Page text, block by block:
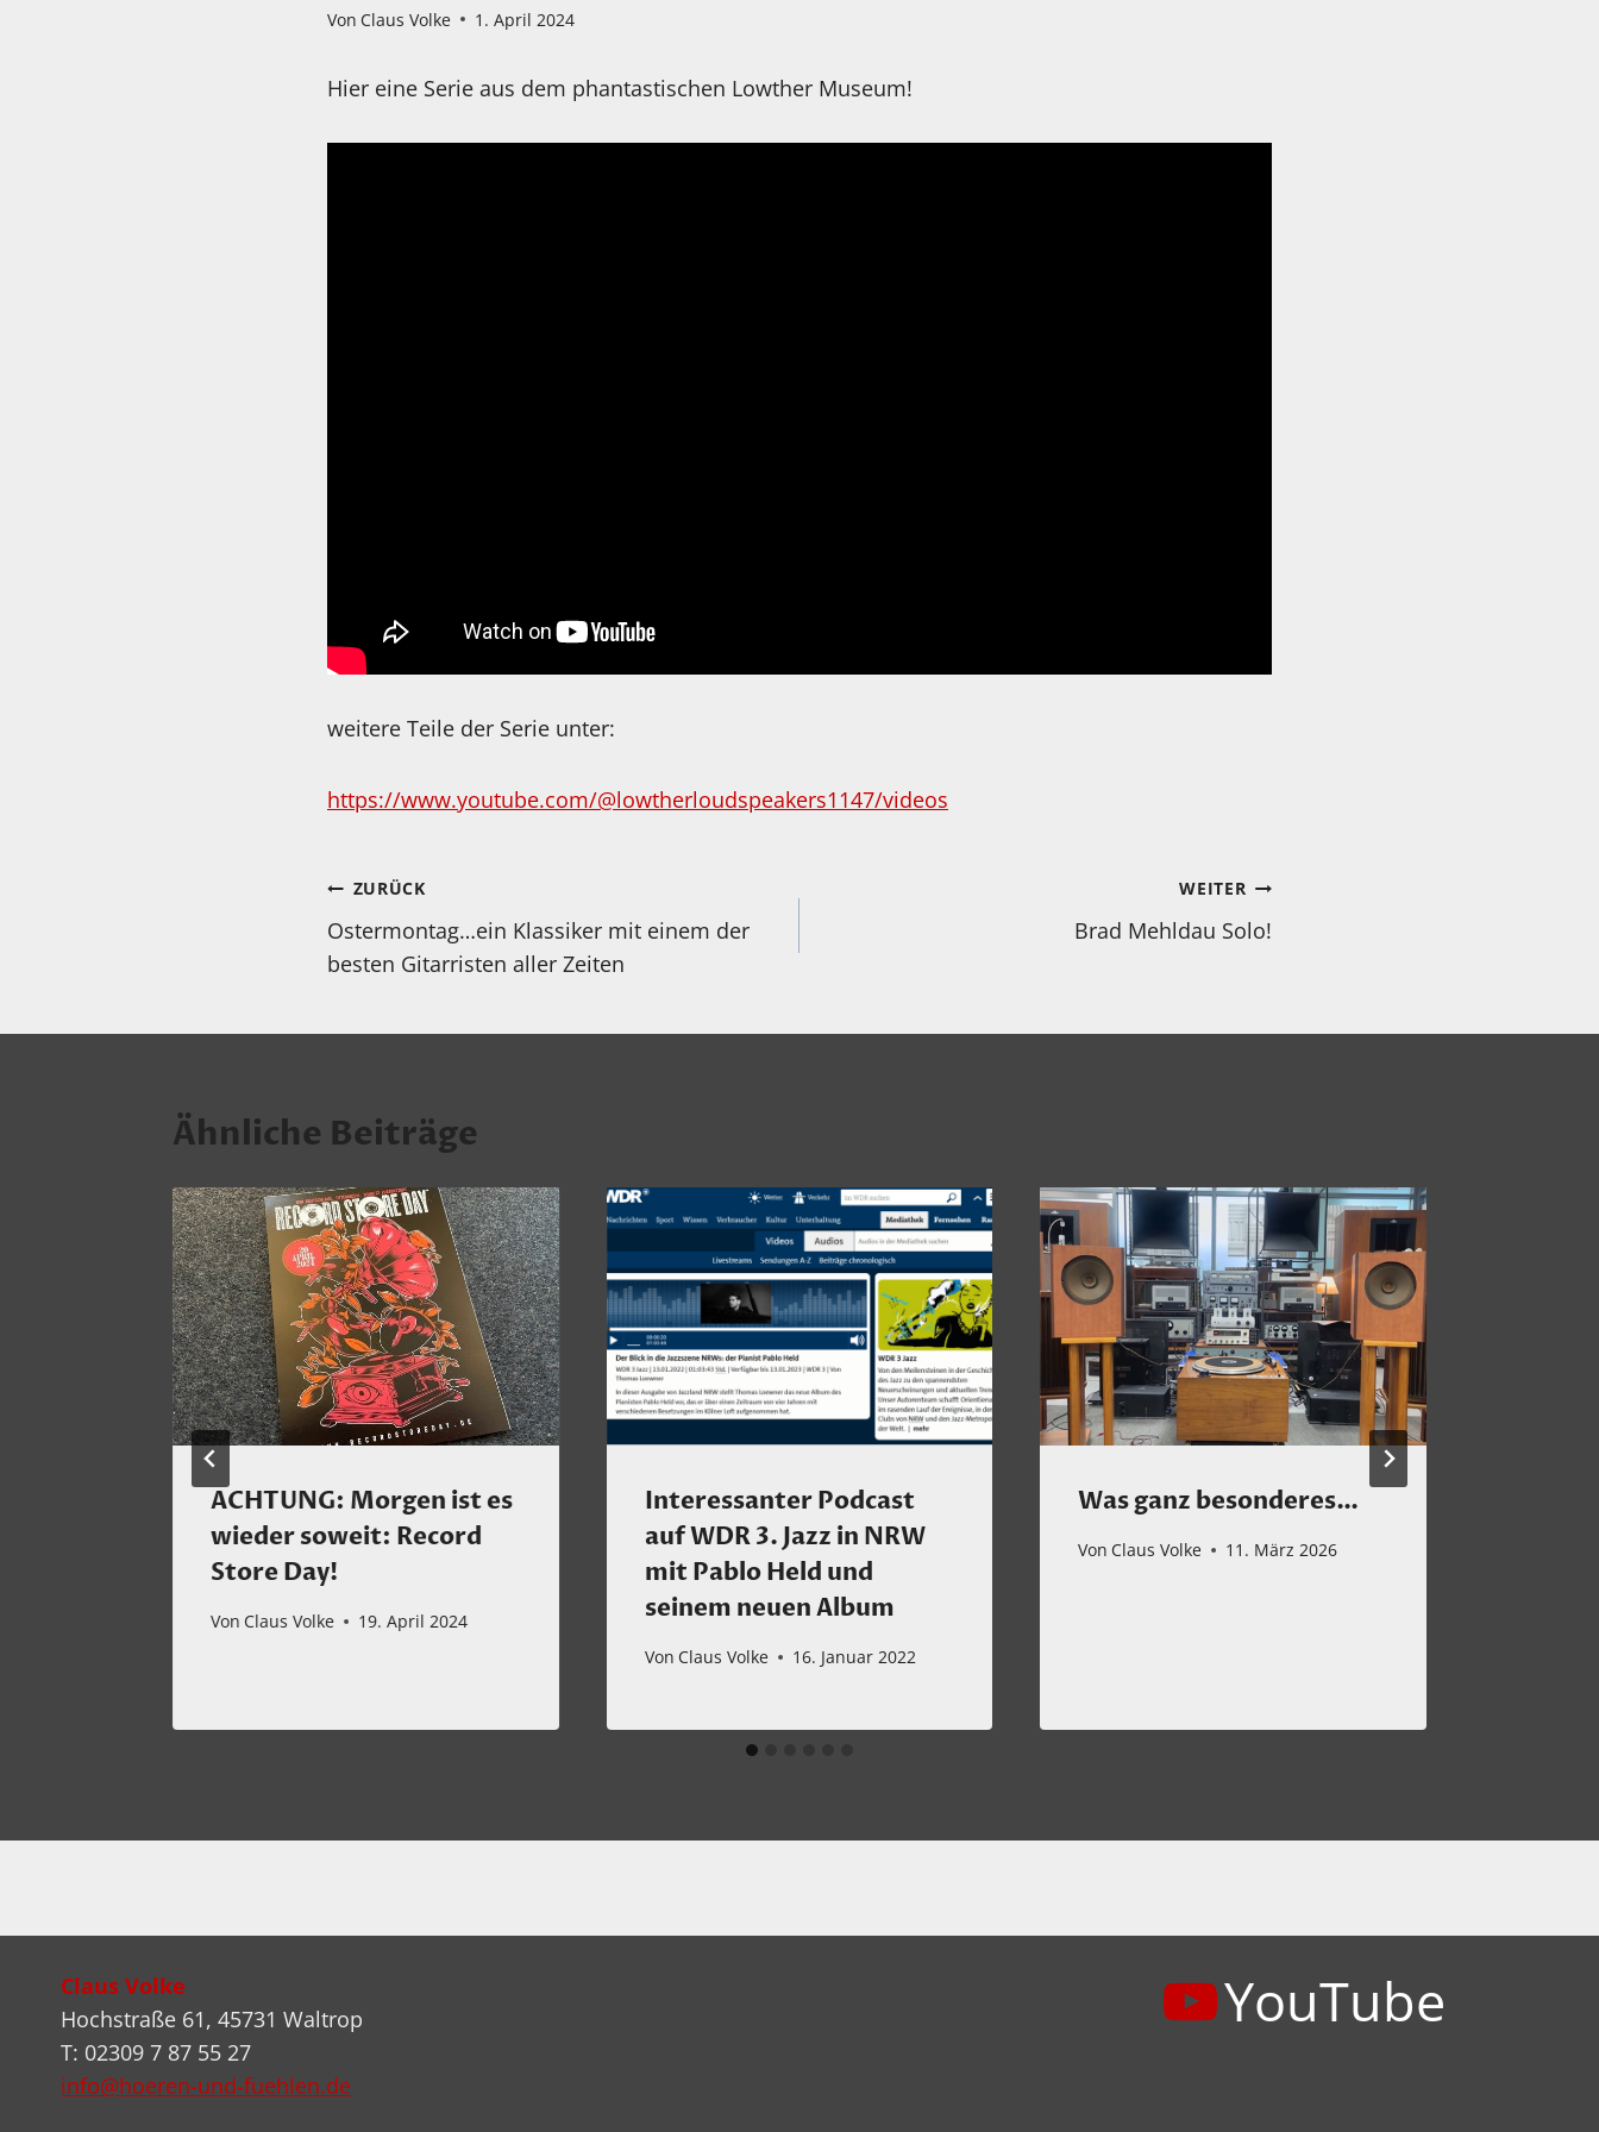
Von Claus Volke 1. April 2024
Hier eine Serie aus dem phantastischen Lowther Museum!
weitere Teile der Serie unter:
https://www.youtube.com/@lowtherloudspeakers1147/videos
Beitragsnavigation
ZURÜCK
Ostermontag…ein Klassiker mit einem der
besten Gitarristen aller Zeiten
WEITER
Brad Mehldau Solo!
Ähnliche Beiträge
ACHTUNG: Morgen ist es
wieder soweit: Record
Store Day!
Von Claus Volke 19. April 2024
Interessanter Podcast
auf WDR 3. Jazz in NRW
mit Pablo Held und
seinem neuen Album
Von Claus Volke 16. Januar 2022
Was ganz besonderes…
Von Claus Volke 11. März 2026
Claus Volke
Hochstraße 61, 45731 Waltrop
T: 02309 7 87 55 27
info@hoeren-und-fuehlen.de
YouTube